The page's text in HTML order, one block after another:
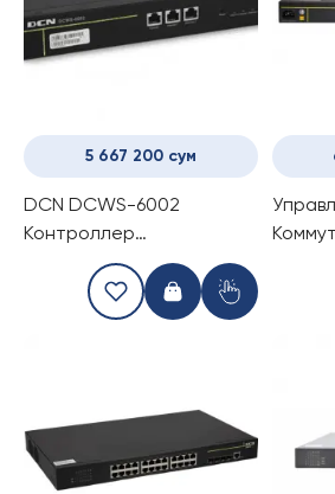
5 667 200 сум
DCN DCWS-6002
Контроллер
беспроводного доступа
28P-